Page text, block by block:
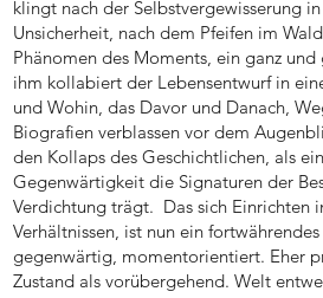
klingt nach der Selbstvergewisserung
Unsicherheit, nach dem Pfeifen im
Phänomen des Moments, ein ganz
ihm kollabiert der Lebensentwurf in
und Wohin, das Davor und Danach,
Biografien verblassen vor dem
den Kollaps des Geschichtlichen, als
Gegenwärtigkeit die Signaturen der
Verdichtung trägt. Das sich Einrichten
Verhältnissen, ist nun ein
gegenwärtig, momentorientiert. Eher
Zustand als vorübergehend. Welt